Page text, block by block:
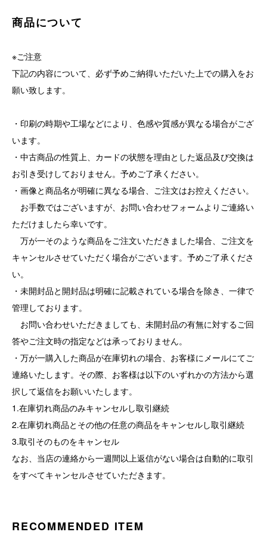
商品について
※ご注意
下記の内容について、必ず予めご納得いただいた上での購入をお
願い致します。
・印刷の時期や工場などにより、色感や質感が異なる場合がござ
います。
・中古商品の性質上、カードの状態を理由とした返品及び交換は
お引き受けしておりません。予めご了承ください。
・画像と商品名が明確に異なる場合、ご注文はお控えください。
お手数ではございますが、お問い合わせフォームよりご連絡い
ただけましたら幸いです。
万が一そのような商品をご注文いただきました場合、ご注文を
キャンセルさせていただく場合がございます。予めご了承くださ
い。
・未開封品と開封品は明確に記載されている場合を除き、一律で
管理しております。
お問い合わせいただきましても、未開封品の有無に対するご回
答やご注文時の指定などは承っておりません。
・万が一購入した商品が在庫切れの場合、お客様にメールにてご
連絡いたします。その際、お客様は以下のいずれかの方法から選
択して返信をお願いいたします。
1.在庫切れ商品のみキャンセルし取引継続
2.在庫切れ商品とその他の任意の商品をキャンセルし取引継続
3.取引そのものをキャンセル
なお、当店の連絡から一週間以上返信がない場合は自動的に取引
をすべてキャンセルさせていただきます。
RECOMMENDED ITEM